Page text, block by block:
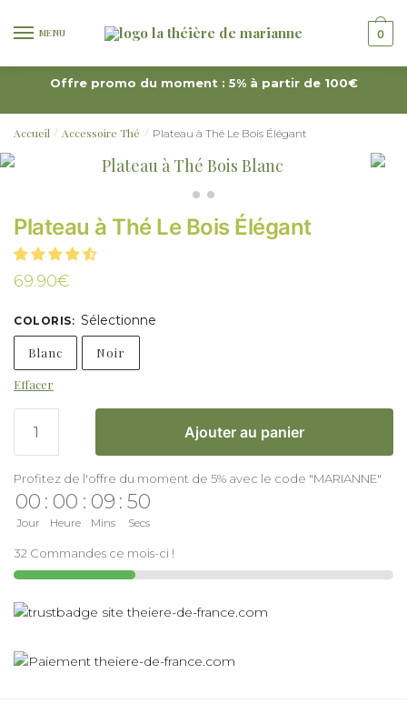
MENU 0
Offre promo du moment : 5% à partir de 100€
Accueil / Accessoire Thé / Plateau à Thé Le Bois Élégant
Plateau à Thé Le Bois Élégant
69.90€
COLORIS: Sélectionne
Blanc Noir
Effacer
Ajouter au panier
Profitez de l'offre du moment de 5% avec le code "MARIANNE"
00
Jour
: 00
Heure
: 09
Mins
: 50
Secs
32 Commandes ce mois-ci !